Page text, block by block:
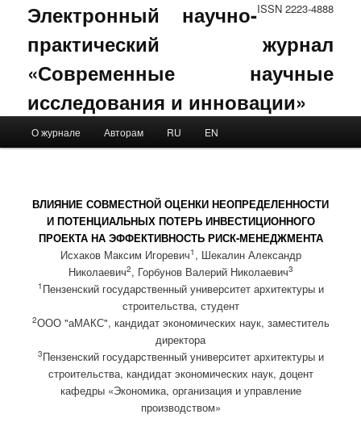
ISSN 2223-4888
Электронный научно-
практический журнал
«Современные научные
исследования и инновации»
Skip to primary content
Skip to secondary content
О журнале Авторам RU EN
ВЛИЯНИЕ СОВМЕСТНОЙ ОЦЕНКИ НЕОПРЕДЕЛЕННОСТИ
И ПОТЕНЦИАЛЬНЫХ ПОТЕРЬ ИНВЕСТИЦИОННОГО
ПРОЕКТА НА ЭФФЕКТИВНОСТЬ РИСК-МЕНЕДЖМЕНТА
Исхаков Максим Игоревич1 , Шекалин Александр
Николаевич2, Горбунов Валерий Николаевич3
1 Пензенский государственный университет архитектуры и
строительства, студент
2ООО "аМАКС", кандидат экономических наук, заместитель
директора
3Пензенский государственный университет архитектуры и
строительства, кандидат экономических наук, доцент
кафедры «Экономика, организация и управление
производством»